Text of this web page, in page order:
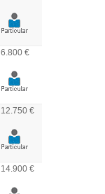
6.800 €
12.750 €
14.900 €